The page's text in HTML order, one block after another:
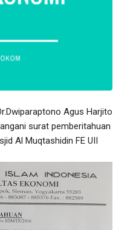
Agus Harjito
surat pemberitahuan
Al Muqtashidin FE UII